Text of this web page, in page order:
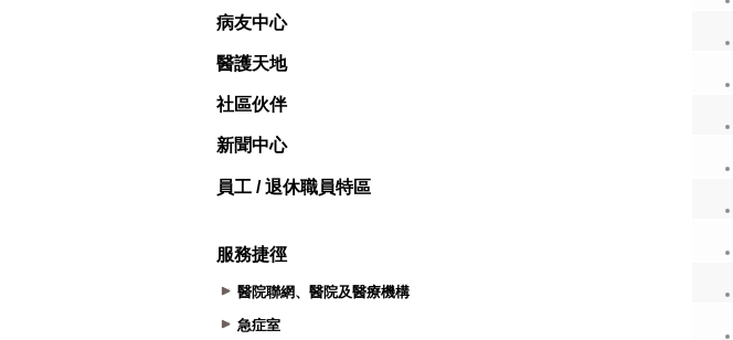
病友中心
醫護天地
社區伙伴
新聞中心
員工 / 退休職員特區
服務捷徑
醫院聯網、醫院及醫療機構
急症室